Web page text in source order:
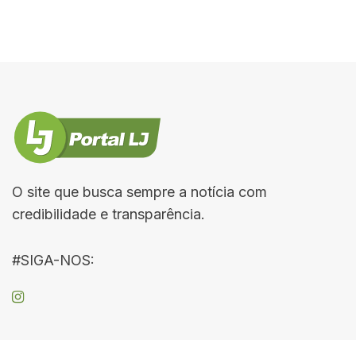
O site que busca sempre a notícia com
credibilidade e transparência.
#SIGA-NOS: